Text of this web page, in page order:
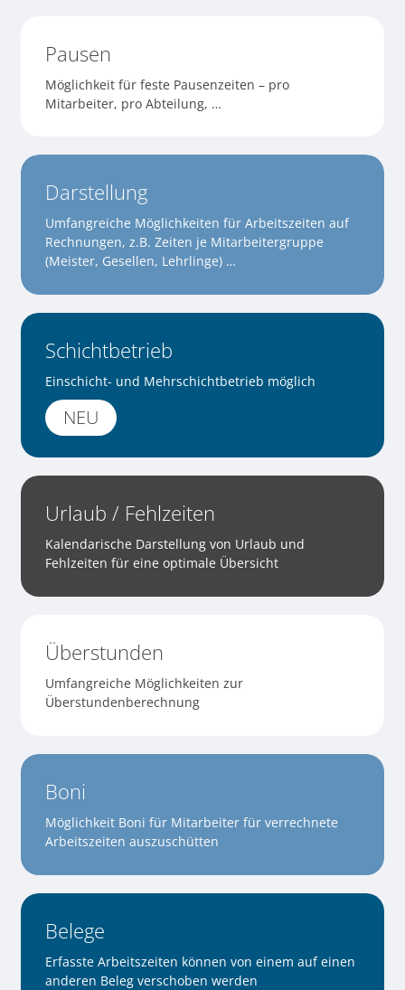
Pausen
Möglichkeit für feste Pausenzeiten – pro
Mitarbeiter, pro Abteilung, …
Darstellung
Umfangreiche Möglichkeiten für Arbeitszeiten auf
Rechnungen, z.B. Zeiten je Mitarbeitergruppe
(Meister, Gesellen, Lehrlinge) …
Schichtbetrieb
Einschicht- und Mehrschichtbetrieb möglich
NEU
Urlaub / Fehlzeiten
Kalendarische Darstellung von Urlaub und
Fehlzeiten für eine optimale Übersicht
Überstunden
Umfangreiche Möglichkeiten zur
Überstundenberechnung
Boni
Möglichkeit Boni für Mitarbeiter für verrechnete
Arbeitszeiten auszuschütten
Belege
Erfasste Arbeitszeiten können von einem auf einen
anderen Beleg verschoben werden